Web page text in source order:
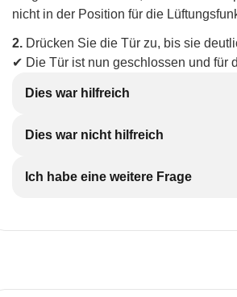
nicht in der Position für die
2. Drücken Sie die Tür zu, bis sie
✔ Die Tür ist nun geschlossen und für
Dies war hilfreich
Dies war nicht hilfreich
Ich habe eine weitere Frage